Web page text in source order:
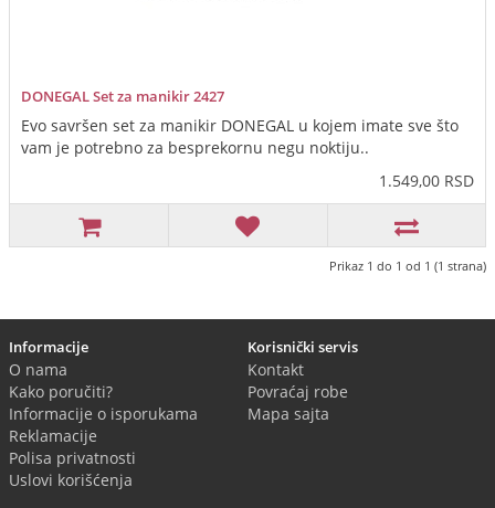
DONEGAL Set za manikir 2427
Evo savršen set za manikir DONEGAL u kojem imate sve što
vam je potrebno za besprekornu negu noktiju..
1.549,00 RSD
Prikaz 1 do 1 od 1 (1 strana)
Informacije
O nama
Kako poručiti?
Informacije o isporukama
Reklamacije
Polisa privatnosti
Uslovi korišćenja
Korisnički servis
Kontakt
Povraćaj robe
Mapa sajta